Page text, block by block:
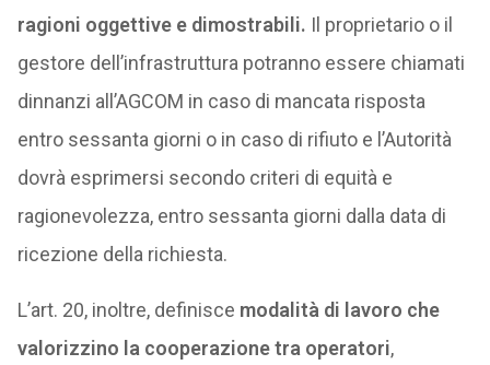
ragioni oggettive e dimostrabili. Il proprietario o il
gestore dell’infrastruttura potranno essere chiamati
dinnanzi all’AGCOM in caso di mancata risposta
entro sessanta giorni o in caso di rifiuto e l’Autorità
dovrà esprimersi secondo criteri di equità e
ragionevolezza, entro sessanta giorni dalla data di
ricezione della richiesta.
L’art. 20, inoltre, definisce modalità di lavoro che
valorizzino la cooperazione tra operatori,